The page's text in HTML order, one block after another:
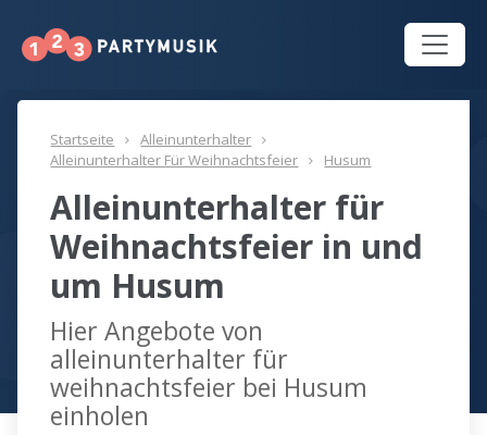
Startseite
Alleinunterhalter
Alleinunterhalter Für Weihnachtsfeier
Husum
Alleinunterhalter für
Weihnachtsfeier in und
um Husum
Hier Angebote von
alleinunterhalter für
weihnachtsfeier bei Husum
einholen